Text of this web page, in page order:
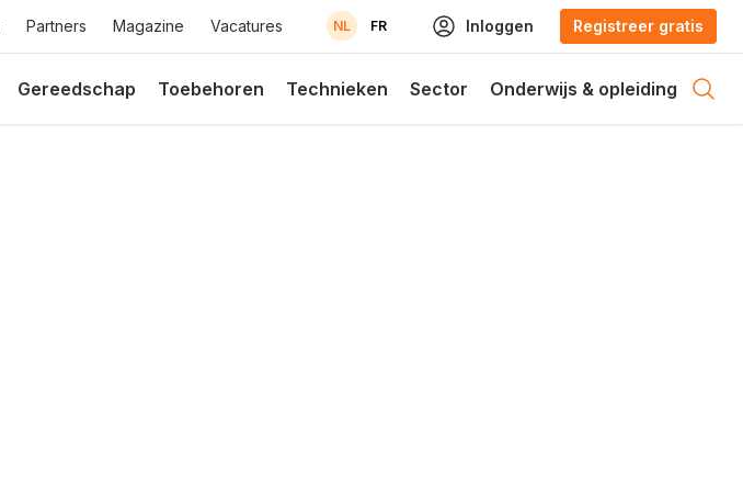
Partners Magazine Vacatures NL FR Inloggen Registreer gratis
Gereedschap Toebehoren Technieken Sector Onderwijs & opleiding